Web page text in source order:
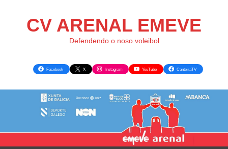
CV ARENAL EMEVE
Defendendo o noso voleibol
Facebook X Instagram YouTube CanteiraTV